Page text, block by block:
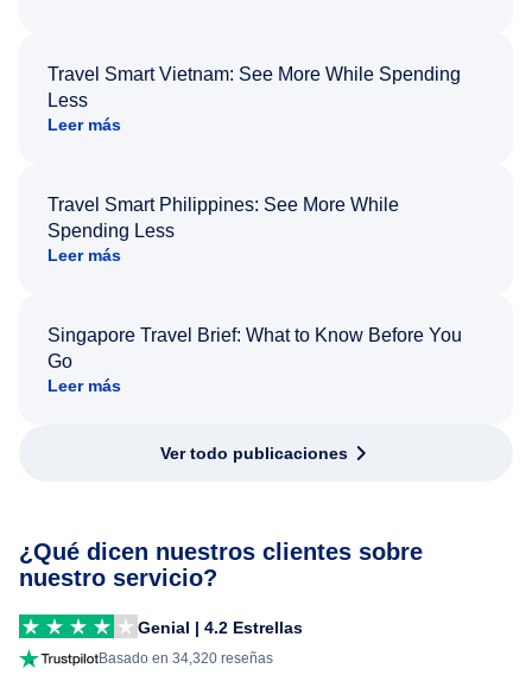
Travel Smart Vietnam: See More While Spending
Less
Leer más
Travel Smart Philippines: See More While
Spending Less
Leer más
Singapore Travel Brief: What to Know Before You
Go
Leer más
Ver todo publicaciones
¿Qué dicen nuestros clientes sobre
nuestro servicio?
Genial | 4.2 Estrellas
Basado en 34,320 reseñas